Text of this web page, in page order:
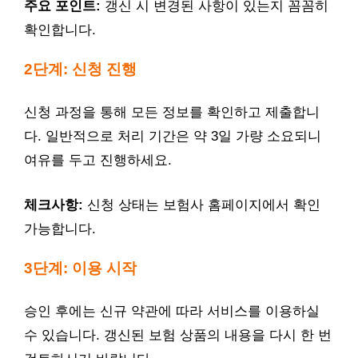
주요 포인트: 갱신 시 변경된 사항이 있는지 꼼꼼히
확인합니다.
2단계: 신청 진행
신청 과정을 통해 모든 정보를 확인하고 제출합니
다. 일반적으로 처리 기간은 약 3일 가량 소요되니
여유를 두고 진행하세요.
체크사항: 신청 상태는 보험사 홈페이지에서 확인
가능합니다.
3단계: 이용 시작
승인 후에는 신규 약관에 따라 서비스를 이용하실
수 있습니다. 갱신된 보험 상품의 내용을 다시 한 번